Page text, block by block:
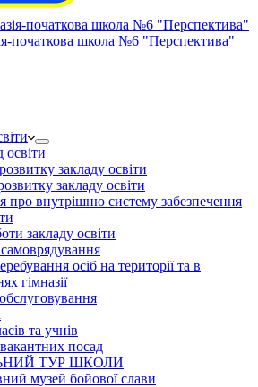
початкова школа №6 "Перспектива"
освіти
закладу освіти
закладу освіти
про внутрішню систему забезпечення
закладу освіти
осіб на території та в
гімназії
та учнів
посад
ТУР ШКОЛИ
музей бойової слави